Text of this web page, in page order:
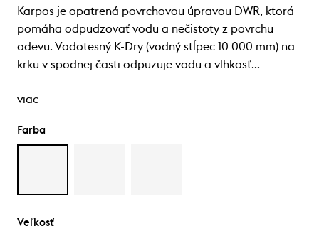
Karpos je opatrená povrchovou úpravou DWR, ktorá
pomáha odpudzovať vodu a nečistoty z povrchu
odevu. Vodotesný K-Dry (vodný stĺpec 10 000 mm) na
krku v spodnej časti odpuzuje vodu a vlhkosť…
viac
Farba
Veľkosť